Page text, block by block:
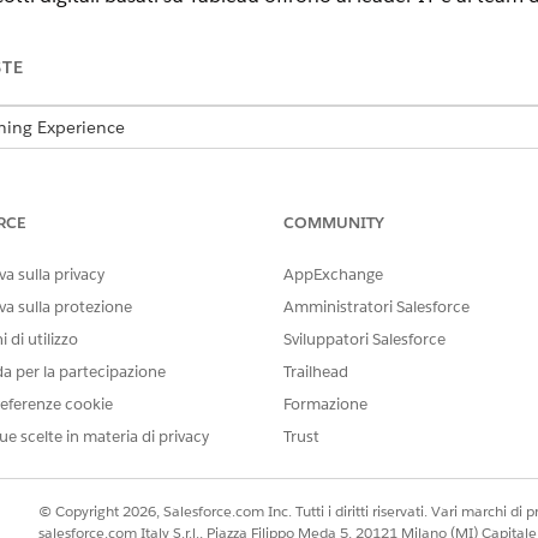
Experience
Agentforce IT Service Analytics
Analytics
Intelligence è possibile ottenere informazioni preziose e
digitali, ad esempio incidente, modifica, Knowledge e così
PROBLEMA?
sulla privacy
sulla protezione
di utilizzo
per la partecipazione
cookie
scelte in materia di privacy
COMMUNITY
AppExchange
Amministratori Salesforce
Sviluppatori Salesforce
Trailhead
Formazione
Trust
© Copyright 2026, Salesforce.com Inc. Tutti i diritti riservati. Vari marchi di
salesforce.com Italy S.r.l., Piazza Filippo Meda 5, 20121 Milano (MI)